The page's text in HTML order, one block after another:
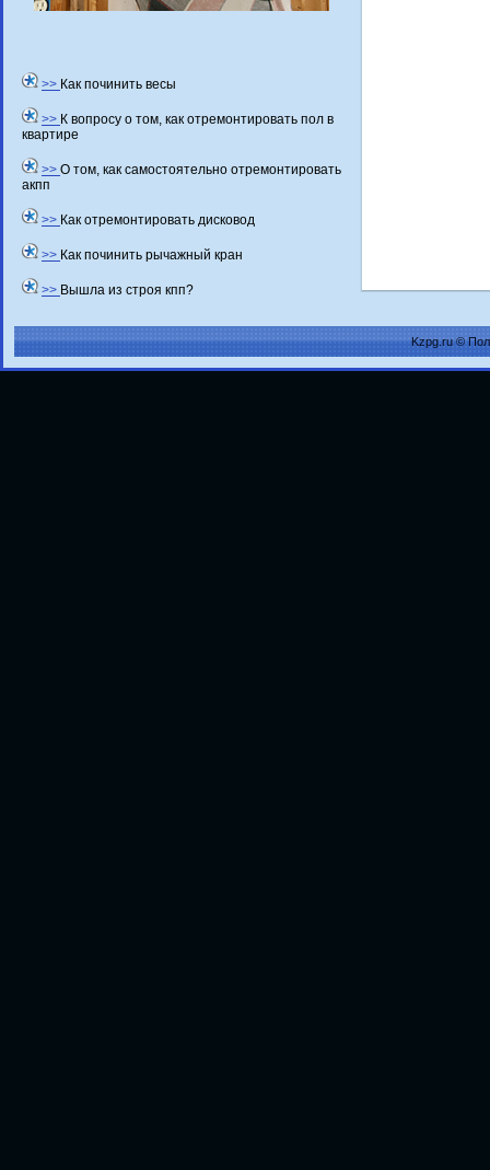
>> Как починить весы
>> К вопросу о том, как отремонтировать пол в
квартире
>> О том, как самостоятельно отремонтировать
акпп
>> Как отремонтировать дисковод
>> Как починить рычажный кран
>> Вышла из строя кпп?
Kzpg.ru ©